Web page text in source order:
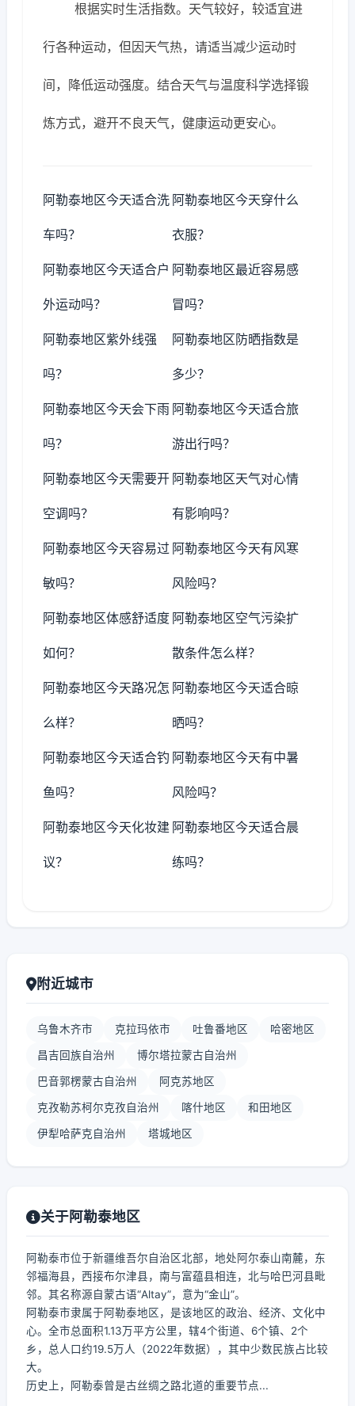
根据实时生活指数。天气较好，较适宜进
行各种运动，但因天气热，请适当减少运动时
间，降低运动强度。结合天气与温度科学选择锻
炼方式，避开不良天气，健康运动更安心。
阿勒泰地区今天适合洗
车吗？
阿勒泰地区今天穿什么
衣服？
阿勒泰地区今天适合户
外运动吗？
阿勒泰地区最近容易感
冒吗？
阿勒泰地区紫外线强
吗？
阿勒泰地区防晒指数是
多少？
阿勒泰地区今天会下雨
吗？
阿勒泰地区今天适合旅
游出行吗？
阿勒泰地区今天需要开
空调吗？
阿勒泰地区天气对心情
有影响吗？
阿勒泰地区今天容易过
敏吗？
阿勒泰地区今天有风寒
风险吗？
阿勒泰地区体感舒适度
如何？
阿勒泰地区空气污染扩
散条件怎么样？
阿勒泰地区今天路况怎
么样？
阿勒泰地区今天适合晾
晒吗？
阿勒泰地区今天适合钓
鱼吗？
阿勒泰地区今天有中暑
风险吗？
阿勒泰地区今天化妆建
议？
阿勒泰地区今天适合晨
练吗？
附近城市
乌鲁木齐市 克拉玛依市 吐鲁番地区 哈密地区
昌吉回族自治州 博尔塔拉蒙古自治州
巴音郭楞蒙古自治州 阿克苏地区
克孜勒苏柯尔克孜自治州 喀什地区 和田地区
伊犁哈萨克自治州 塔城地区
关于阿勒泰地区
阿勒泰市位于新疆维吾尔自治区北部，地处阿尔泰山南麓，东
邻福海县，西接布尔津县，南与富蕴县相连，北与哈巴河县毗
邻。其名称源自蒙古语“Altay”，意为“金山”。
阿勒泰市隶属于阿勒泰地区，是该地区的政治、经济、文化中
心。全市总面积1.13万平方公里，辖4个街道、6个镇、2个
乡，总人口约19.5万人（2022年数据），其中少数民族占比较
大。
历史上，阿勒泰曾是古丝绸之路北道的重要节点...